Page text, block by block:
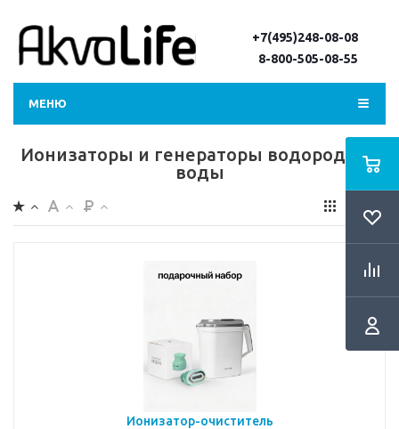
+7(495)248-08-08
8-800-505-08-55
МЕНЮ
Ионизаторы и генераторы водородной
воды
Ионизатор-очиститель